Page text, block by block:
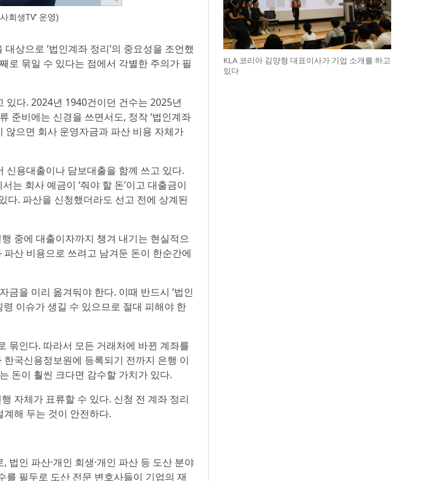
회생TV’ 운영)
상으로 ‘법인계좌 정리’의 중요성을 조언했
로 묶일 수 있다는 점에서 각별한 주의가 필
다. 2024년 1940건이던 건수는 2025년
준비에는 신경을 쓰면서도, 정작 ‘법인계좌
않으면 회사 운영자금과 파산 비용 자체가
신용대출이나 담보대출을 함께 쓰고 있다.
는 회사 예금이 ‘줘야 할 돈’이고 대출금이
다. 파산을 신청했더라도 선고 전에 상계된
중에 대출이자까지 챙겨 내기는 현실적으
산 비용으로 쓰려고 남겨둔 돈이 한순간에
을 미리 옮겨둬야 한다. 이때 반드시 ‘법인
이슈가 생길 수 있으므로 절대 피해야 한
묶인다. 따라서 모든 거래처에 바뀐 계좌를
국신용정보원에 등록되기 전까지 은행 이
돈이 훨씬 크다면 감수할 가치가 있다.
자체가 표류할 수 있다. 신청 전 계좌 정리
해 두는 것이 안전하다.
법인 파산·개인 회생·개인 파산 등 도산 분야
필두로 도산 전문 변호사들이 기업의 재
KLA 코리아 김양형 대표이사가 기업 소개를 하고
있다